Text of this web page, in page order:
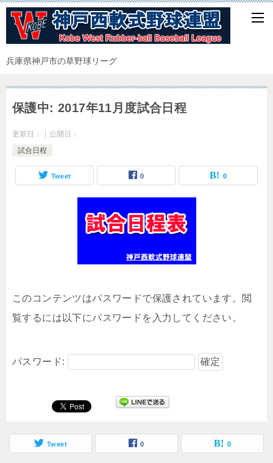
兵庫県神戸市の草野球リーグ
保護中: 2017年11月度試合日程
更新日：
公開日：
試合日程
Tweet 0 0
このコンテンツはパスワードで保護されています。閲
覧するには以下にパスワードを入力してください。
パスワード:
Tweet 0 0